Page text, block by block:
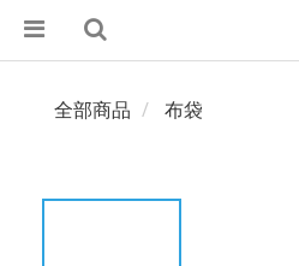
全部商品 布袋